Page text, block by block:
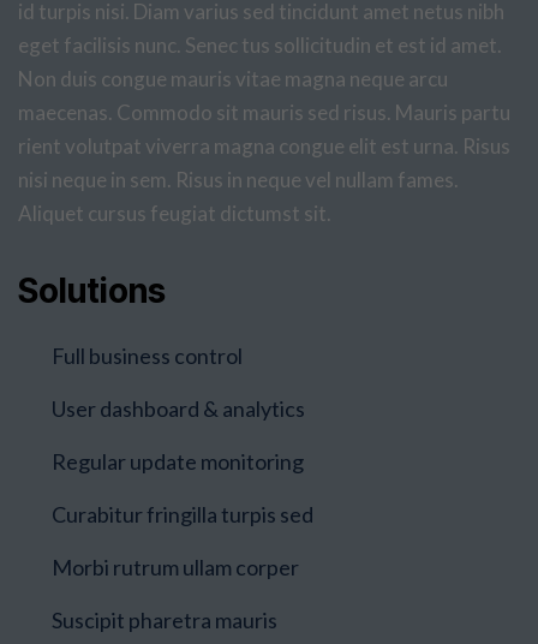
id turpis nisi. Diam varius sed tincidunt amet netus nibh
eget facilisis nunc. Senec tus sollicitudin et est id amet.
Non duis congue mauris vitae magna neque arcu
maecenas. Commodo sit mauris sed risus. Mauris partu
rient volutpat viverra magna congue elit est urna. Risus
nisi neque in sem. Risus in neque vel nullam fames.
Aliquet cursus feugiat dictumst sit.
Solutions
Full business control
User dashboard & analytics
Regular update monitoring
Curabitur fringilla turpis sed
Morbi rutrum ullam corper
Suscipit pharetra mauris